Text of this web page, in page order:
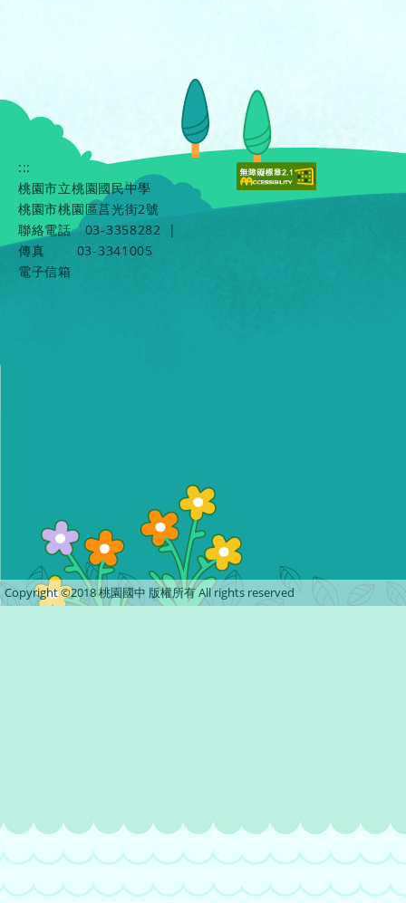
:::
桃園市立桃園國民中學
桃園市桃園區莒光街2號
聯絡電話
03-3358282
|
傳真
03-3341005
電子信箱
Copyright ©2018 桃園國中 版權所有 All rights reserved